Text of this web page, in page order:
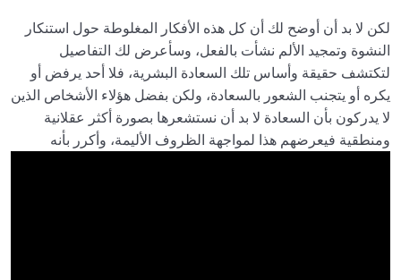
خدمة إنشاء الحساب
خدمة التعليق والتنفيذ
نشر التطبيق 00:01:00
لكن لا بد أن أوضح لك أن كل هذه الأفكار المغلوطة حول استنكار
النشوة وتمجيد الألم نشأت بالفعل، وسأعرض لك التفاصيل
لتكتشف حقيقة وأساس تلك السعادة البشرية، فلا أحد يرفض أو
يكره أو يتجنب الشعور بالسعادة، ولكن بفضل هؤلاء الأشخاص الذين
لا يدركون بأن السعادة لا بد أن نستشعرها بصورة أكثر عقلانية
ومنطقية فيعرضهم هذا لمواجهة الظروف الأليمة، وأكرر بأنه